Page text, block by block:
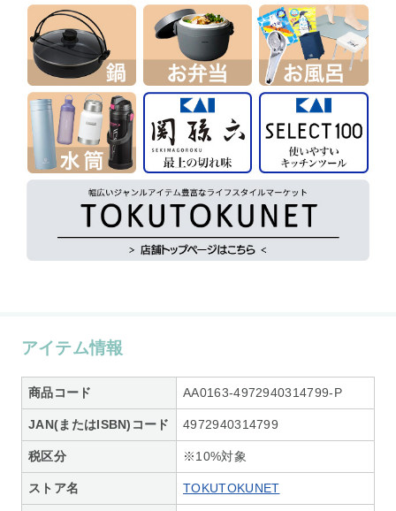
アイテム情報
商品コード AA0163-4972940314799-P
JAN(またはISBN)コード 4972940314799
税区分 ※10%対象
ストア名 TOKUTOKUNET